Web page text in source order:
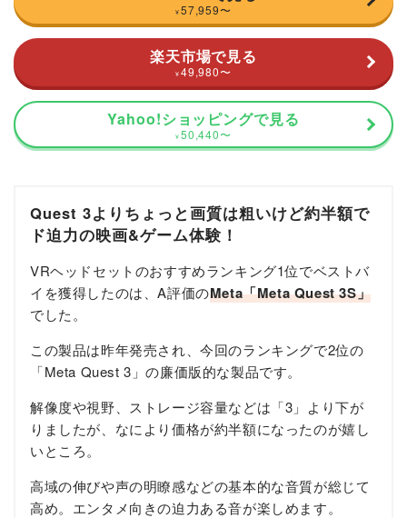
¥ 57,959〜
楽天市場で見る
¥ 49,980〜
Yahoo!ショッピングで見る
¥ 50,440〜
Quest 3よりちょっと画質は粗いけど約半額で
ド迫力の映画&ゲーム体験！
VRヘッドセットのおすすめランキング1位でベストバ
イを獲得したのは、A評価のMeta「Meta Quest 3S」
でした。
この製品は昨年発売され、今回のランキングで2位の
「Meta Quest 3」の廉価版的な製品です。
解像度や視野、ストレージ容量などは「3」より下が
りましたが、なにより価格が約半額になったのが嬉し
いところ。
高域の伸びや声の明瞭感などの基本的な音質が総じて
高め。エンタメ向きの迫力ある音が楽しめます。